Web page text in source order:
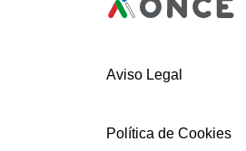
Aviso Legal
Política de Cookies